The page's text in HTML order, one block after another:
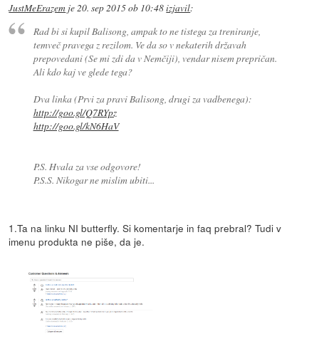
JustMeErazem je20. sep 2015 ob 10:48izjavil:
Rad bi si kupil Balisong, ampak to ne tistega za treniranje,
temveč pravega z rezilom. Ve da so v nekaterih državah
prepovedani (Se mi zdi da v Nemčiji), vendar nisem prepričan.
Ali kdo kaj ve glede tega?
Dva linka (Prvi za pravi Balisong, drugi za vadbenega):
http://goo.gl/Q7RYpz
http://goo.gl/kN6HaV
P.S. Hvala za vse odgovore!
P.S.S. Nikogar ne mislim ubiti...
1.Ta na linku NI butterfly. Si komentarje in faq prebral? Tudi v
imenu produkta ne piše, da je.